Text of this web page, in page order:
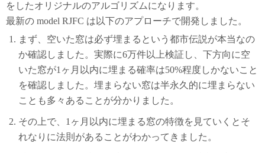
をしたオリジナルのアルゴリズムになります。
最新の model RJFC は以下のアプローチで開発しました。
まず、空いた窓は必ず埋まるという都市伝説が本当なの
か確認しました。実際に6万件以上検証し、下方向に空
いた窓が1ヶ月以内に埋まる確率は50%程度しかないこと
を確認しました。埋まらない窓は半永久的に埋まらない
ことも多々あることが分かりました。
その上で、1ヶ月以内に埋まる窓の特徴を見ていくとそ
れなりに法則があることがわかってきました。